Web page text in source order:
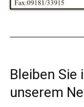
Bleiben
unserem